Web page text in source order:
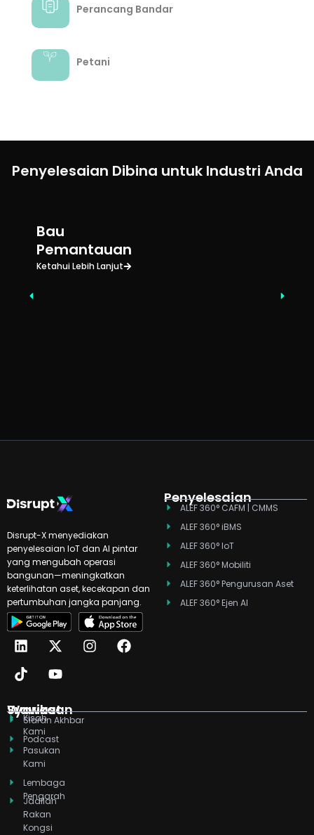
Perancang Bandar
Petani
Penyelesaian Dibina untuk Industri Anda
Bau
Pemantauan
Ketahui Lebih Lanjut
Disrupt-X menyediakan
penyelesaian IoT dan AI pintar
yang mengubah operasi
bangunan—meningkatkan
keterlihatan aset, kecekapan dan
pertumbuhan jangka panjang.
L
i
n
k
d
n
X
-
t
w
t
t
e
r
I
n
g
F
a
o
T
i
k
t
k
Y
o
u
t
b
e
Penyelesaian
ALEF 360° CAFM | CMMS
ALEF 360° iBMS
ALEF 360° IoT
ALEF 360° Mobiliti
ALEF 360° Pengurusan Aset
ALEF 360° Ejen AI
Syarikat
Kisah
Kami
Pasukan
Kami
Lembaga
Pengarah
Jadilah
Rakan
Kongsi
Wawasan
Siaran Akhbar
Podcast